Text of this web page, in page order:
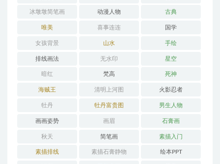
冰墩墩简笔画 动漫人物 古典
唯美 喜事连连 国学
女孩背景 山水 手绘
排线画法 无水印 星空
暗红 梵高 死神
海贼王 清明上河图 火影忍者
牡丹 牡丹富贵图 男生人物
画画姿势 画眉 石膏画
秋天 简笔画 素描入门
素描排线 素描石膏静物 绘本PPT